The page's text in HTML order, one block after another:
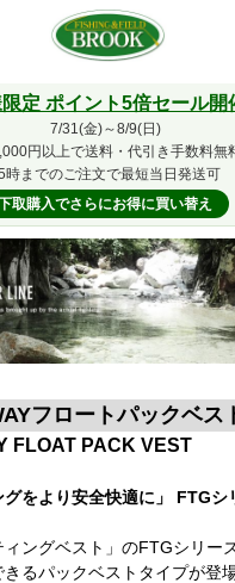
定 ポイント5倍セール開
7/31(金)～8/9(日)
円以上で送料・代引き手数料無
時までのご注文で最短当日発送可
取購入でさらにお得に買い替え
フロートパックベス
FLOAT PACK VEST
グをより安全快適に」 FTG
ィングベスト」のFTGシリー
るパックベストタイプが登